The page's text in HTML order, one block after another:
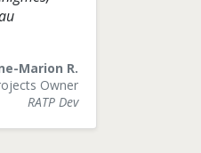
Marion R.
Owner
RATP Dev